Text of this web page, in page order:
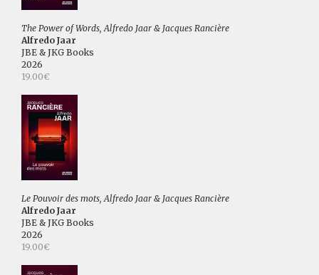
The Power of Words, Alfredo Jaar & Jacques Rancière
Alfredo Jaar
JBE & JKG Books
2026
19.00€
Le Pouvoir des mots, Alfredo Jaar & Jacques Rancière
Alfredo Jaar
JBE & JKG Books
2026
19.00€